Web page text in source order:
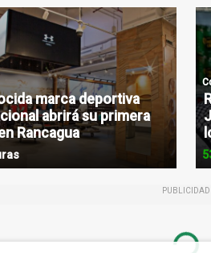
marca deportiva
abrirá su primera
Rancagua
PUBLICIDAD